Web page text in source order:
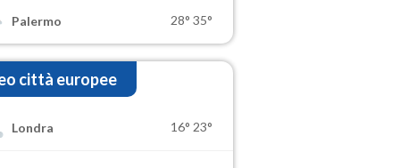
Palermo 28° 35°
città europee
Londra 16° 23°